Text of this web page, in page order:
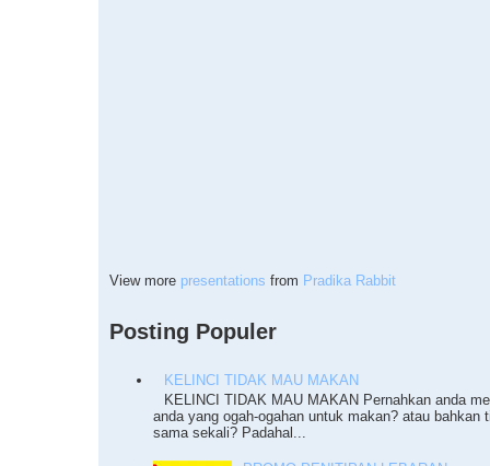
View more presentations from Pradika Rabbit
Posting Populer
KELINCI TIDAK MAU MAKAN
KELINCI TIDAK MAU MAKAN Pernahkan anda
anda yang ogah-ogahan untuk makan? atau bahkan
sama sekali? Padahal...